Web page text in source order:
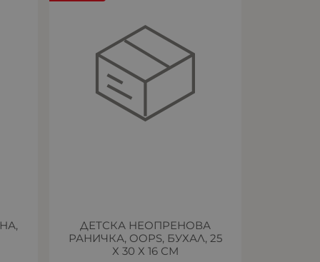
ДЕТСКА НЕОПРЕНОВА
РАНИЧКА, OOPS, БУХАЛ, 25
Х 30 Х 16 СМ